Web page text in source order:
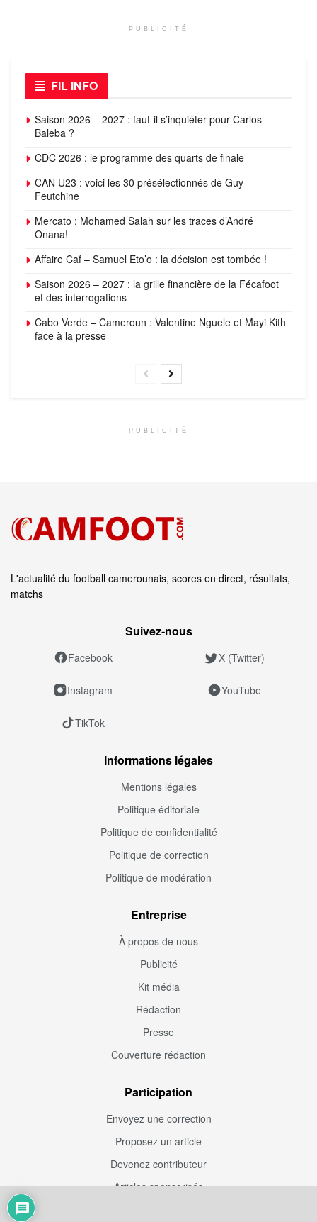
PUBLICITÉ
FIL INFO
Saison 2026 – 2027 : faut-il s’inquiéter pour Carlos
Baleba ?
CDC 2026 : le programme des quarts de finale
CAN U23 : voici les 30 présélectionnés de Guy
Feutchine
Mercato : Mohamed Salah sur les traces d’André
Onana!
Affaire Caf – Samuel Eto’o : la décision est tombée !
Saison 2026 – 2027 : la grille financière de la Fécafoot
et des interrogations
Cabo Verde – Cameroun : Valentine Nguele et Mayi Kith
face à la presse
PUBLICITÉ
L'actualité du football camerounais, scores en direct, résultats,
matchs
Suivez‑nous
Facebook X (Twitter)
Instagram YouTube
TikTok
Informations légales
Mentions légales
Politique éditoriale
Politique de confidentialité
Politique de correction
Politique de modération
Entreprise
À propos de nous
Publicité
Kit média
Rédaction
Presse
Couverture rédaction
Participation
Envoyez une correction
Proposez un article
Devenez contributeur
Articles sponsorisés